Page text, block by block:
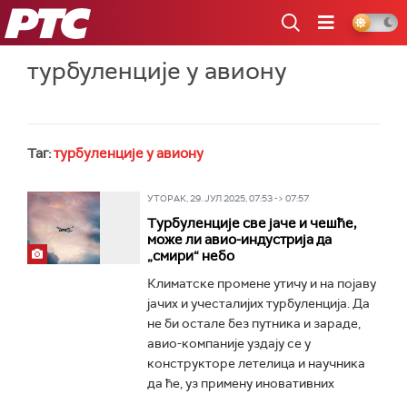
РТС
турбуленције у авиону
Таг:турбуленције у авиону
УТОРАК, 29. ЈУЛ 2025, 07:53 -> 07:57
Турбуленције све јаче и чешће,
може ли авио-индустрија да
„смири“ небо
Климатске промене утичу и на појаву
јачих и учесталијих турбуленција. Да
не би остале без путника и зараде,
авио-компаније уздају се у
конструкторе летелица и научника
да ће, уз примену иновативних